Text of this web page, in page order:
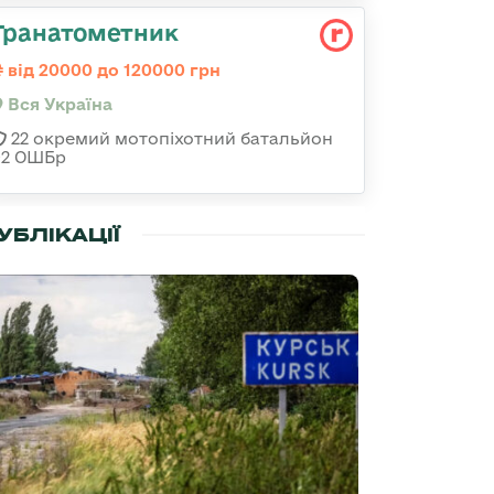
від 20000 до 120000 грн
Вся Україна
22 окремий мотопіхотний батальйон
ОШБр